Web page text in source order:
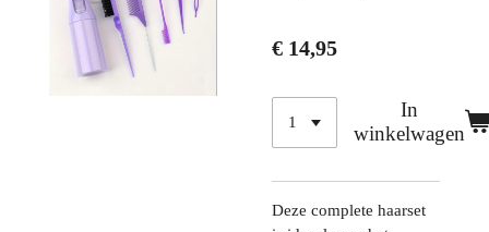
€ 14,95
In
winkelwagen
Deze complete haarset